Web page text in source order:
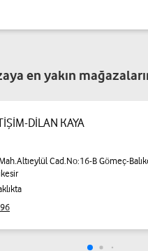
en yakın
DİLAN KAYA
Cad.No:16-B Gömeç-